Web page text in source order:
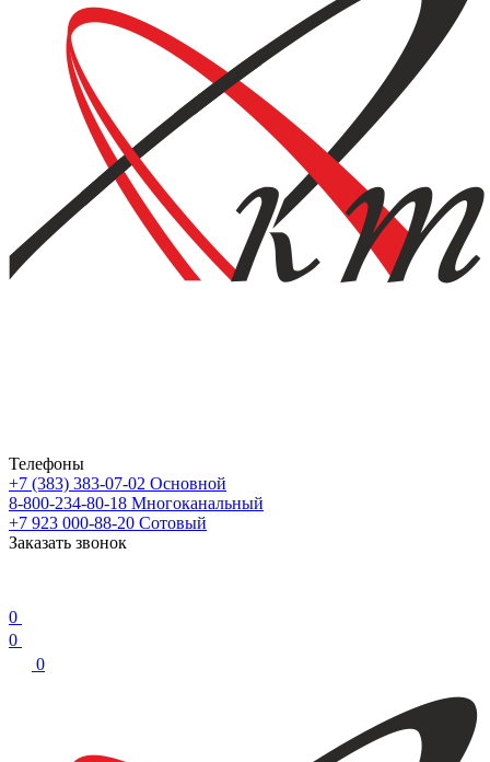
Телефоны
+7 (383) 383-07-02 Основной
8-800-234-80-18 Многоканальный
+7 923 000-88-20 Сотовый
Заказать звонок
0
0
0